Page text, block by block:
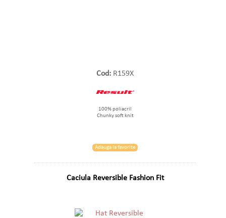
Cod: R159X
100% poliacril
Chunky soft knit
Adauga la favorite
Caciula Reversible Fashion Fit